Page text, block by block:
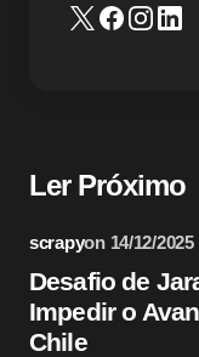
Ler Próximo
scrapyon 14/12/2025
Desafio de
Impedir o
Chile